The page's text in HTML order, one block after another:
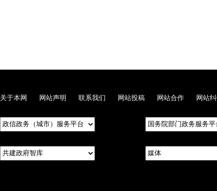
关于本网 网站声明 联系我们 网站投稿 网站合作 网站